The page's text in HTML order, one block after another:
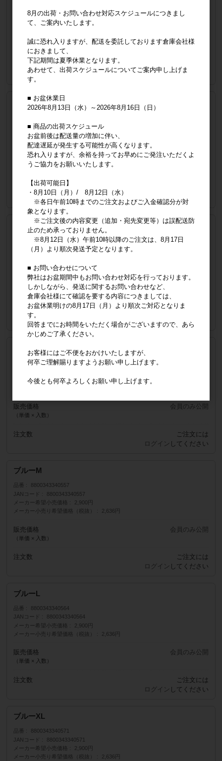
メーカー希望小売価格
2,900円
メーカー小売り希望価格（税抜）
販売価格
（単価 × 入数）
会員のみ公開
注文数
ご注文には
ログインしてください
イエローXL
JANコード
8800343340625
メーカー希望小売価格
2,900円
メーカー小売り希望価格（税抜）
2,636円
販売価格
（単価 × 入数）
注文数
ログイン してください
イエロー2XL
8800343340632
JANコード
8800343340632
メーカー小売り希望価格（税抜）
販売価格
（単価 × 入数）
注文数
ご注文には
ログイン してください
ブルーS
8800343340540
メーカー希望小売価格
2,900円
販売価格
（単価 × 入数）
会員のみ公開
注文数
ご注文には
ログイン してください
ブルーM
品番
8800343340557
JANコード
8800343340557
メーカー希望小売価格
2,900円
メーカー小売り希望価格（税抜）
2,636円
販売価格
（単価 × 入数）
会員のみ公開
注文数
ご注文には
ログイン してください
ブルーL
品番
8800343340564
JANコード
8800343340564
メーカー希望小売価格
2,900円
メーカー小売り希望価格（税抜）
2,636円
販売価格
（単価 × 入数）
会員のみ公開
注文数
ご注文には
ログイン してください
ブルーXL
品番
8800343340571
JANコード
8800343340571
メーカー希望小売価格
2,900円
メーカー小売り希望価格（税抜）
2,636円
8月の出荷・お問い合わせ対応スケジュールにつきまし
て、ご案内いたします。
誠に恐れ入りますが、配送を委託しております倉庫会社様
におきまして、
下記期間は夏季休業となります。
あわせて、出荷スケジュールについてご案内申し上げま
す。
■ お盆休業日
2026年8月13日（水）～2026年8月16日（日）
■ 商品の出荷スケジュール
お盆前後は配送量の増加に伴い、
配達遅延が発生する可能性が高くなります。
恐れ入りますが、余裕を持ってお早めにご発注いただくよ
うご協力をお願いいたします。
【出荷可能日】
・8月10日（月）/ 8月12日（水）
※各日午前10時までのご注文およびご入金確認分が対
象となります。
※ご注文後の内容変更（追加・宛先変更等）は誤配送防
止のため承っておりません。
※8月12日（水）午前10時以降のご注文は、8月17日
（月）より順次発送予定となります。
■ お問い合わせについて
弊社はお盆期間中もお問い合わせ対応を行っております。
しかしながら、発送に関するお問い合わせなど、
倉庫会社様にて確認を要する内容につきましては、
お盆休業明けの8月17日（月）より順次ご対応となりま
す。
回答までにお時間をいただく場合がございますので、あら
かじめご了承ください。
お客様にはご不便をおかけいたしますが、
何卒ご理解賜りますようお願い申し上げます。
今後とも何卒よろしくお願い申し上げます。